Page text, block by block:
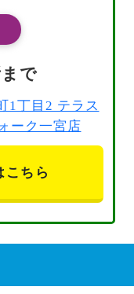
で
1丁目2 テラス
ーク一宮店
こちら